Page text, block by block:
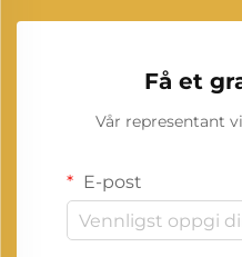
Få et
Vår representant
E-post